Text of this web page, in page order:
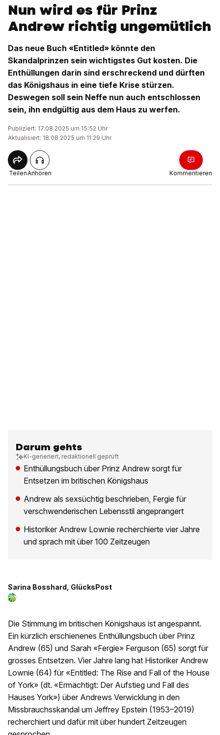
Nun wird es für Prinz
Andrew richtig ungemütlich
Das neue Buch «Entitled» könnte den
Skandalprinzen sein wichtigstes Gut kosten. Die
Enthüllungen darin sind erschreckend und dürften
das Königshaus in eine tiefe Krise stürzen.
Deswegen soll sein Neffe nun auch entschlossen
sein, ihn endgültig aus dem Haus zu werfen.
Publiziert: 17.08.2025 um 15:52 Uhr
Aktualisiert: 18.08.2025 um 11:29 Uhr
TeilenAnhören Kommentieren
Darum gehts
KI-generiert, redaktionell geprüft
Enthüllungsbuch über Prinz Andrew sorgt für
Entsetzen im britischen Königshaus
Andrew als sexsüchtig beschrieben, Fergie für
verschwenderischen Lebensstil angeprangert
Historiker Andrew Lownie recherchierte vier Jahre
und sprach mit über 100 Zeitzeugen
Sarina Bosshard, GlücksPost
Die Stimmung im britischen Königshaus ist angespannt.
Ein kürzlich erschienenes Enthüllungsbuch über Prinz
Andrew (65) und Sarah «Fergie» Ferguson (65) sorgt für
grosses Entsetzen. Vier Jahre lang hat Historiker Andrew
Lownie (64) für «Entitled: The Rise and Fall of the House
of York» (dt. «Ermächtigt: Der Aufstieg und Fall des
Hauses York») über Andrews Verwicklung in den
Missbrauchsskandal um Jeffrey Epstein (1953–2019)
recherchiert und dafür mit über hundert Zeitzeugen